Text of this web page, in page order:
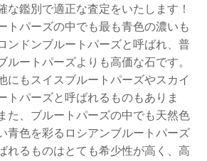
な鑑別で適正な査定をいたします！
トパーズの中でも最も青色の濃いも
ンドンブルートパーズと呼ばれ、普
ルートパーズよりも高価な石です。
にもスイスブルートパーズやスカイ
トパーズと呼ばれるものもありま
た、ブルートパーズの中でも天然色
青色を彩るロシアンブルートパーズ
れるものはとても希少性が高く、高